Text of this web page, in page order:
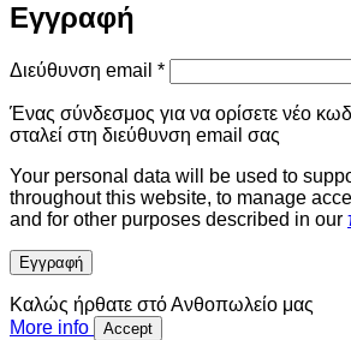
Εγγραφή
Διεύθυνση email *Απαιτείται
Ένας σύνδεσμος για να ορίσετε νέο
σταλεί στη διεύθυνση email σας
Your personal data will be used to
throughout this website, to manage
and for other purposes described in our
Εγγραφή
Καλώς ήρθατε στό Ανθοπωλείο μας
More info
Accept